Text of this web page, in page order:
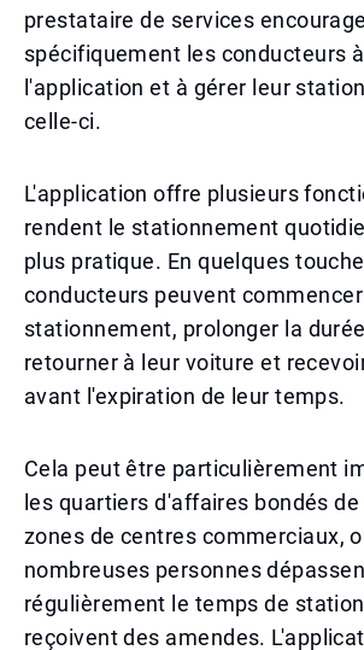
prestataire de services encourage
spécifiquement les conducteurs
l'application et à gérer leur
celle-ci.
L'application offre plusieurs
rendent le stationnement
plus pratique. En quelques
conducteurs peuvent
stationnement, prolonger la
retourner à leur voiture et
avant l'expiration de leur temps.
Cela peut être particulièrement
les quartiers d'affaires bondés
zones de centres commerciaux,
nombreuses personnes
régulièrement le temps de
reçoivent des amendes.